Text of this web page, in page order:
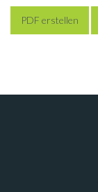
PDF erstellen